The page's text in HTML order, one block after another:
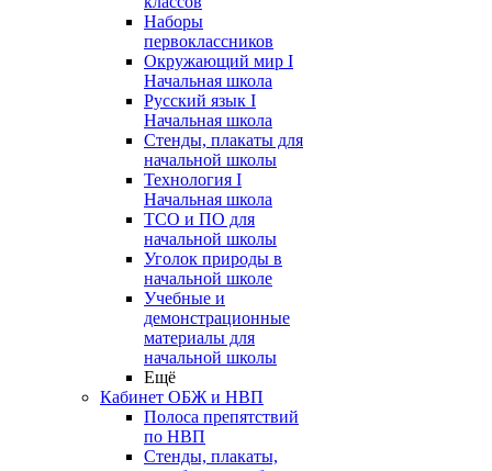
Наборы
первоклассников
Окружающий мир I
Начальная школа
Русский язык I
Начальная школа
Стенды, плакаты для
начальной школы
Технология I
Начальная школа
ТСО и ПО для
начальной школы
Уголок природы в
начальной школе
Учебные и
демонстрационные
материалы для
начальной школы
Ещё
Кабинет ОБЖ и НВП
Полоса препятствий
по НВП
Стенды, плакаты,